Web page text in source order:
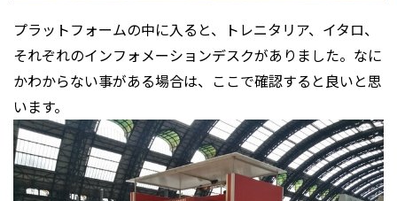
プラットフォームの中に入ると、トレニタリア、イタロ、
それぞれのインフォメーションデスクがありました。なに
かわからない事がある場合は、ここで確認すると良いと思
います。